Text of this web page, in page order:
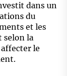
dans un
du
et les
selon la
le